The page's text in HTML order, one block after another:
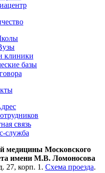
базы
связь
служба
медицины Московского
имени М.В. Ломоносова
27, корп. 1. Схема проезда.